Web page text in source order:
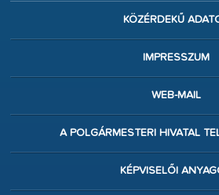
KÖZÉRDEKŰ
IMPRESSZUM
WEB-MAIL
A POLGÁRMESTERI HIVATAL
KÉPVISELŐI